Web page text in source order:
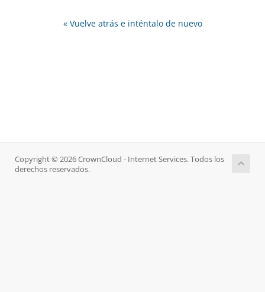
« Vuelve atrás e inténtalo de nuevo
Copyright © 2026 CrownCloud - Internet Services. Todos los
derechos reservados.